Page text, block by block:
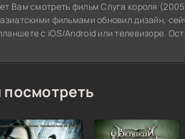
Вам смотреть фильм Слуга короля
фильмами обновил дизайн,
с iOS/Android или телевизоре.